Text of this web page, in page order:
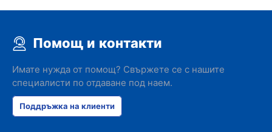
Помощ и контакти
Имате нужда от помощ? Свържете се с нашите
специалисти по отдаване под наем.
Поддръжка на клиенти